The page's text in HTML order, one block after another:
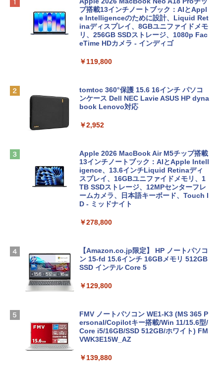
プ搭載13インチノートブック：AIとAppl
e Intelligenceのために設計、Liquid Ret
inaディスプレイ、8GBユニファイドメモ
リ、256GB SSDストレージ、1080p Fac
eTime HDカメラ - インディゴ
￥119,800
tomtoc 360°保護 15.6 16インチ パソコ
ンケース Dell NEC Lavie ASUS HP dyna
book Lenovo対応
￥2,952
Apple 2026 MacBook Air M5チップ搭載
13インチノートブック：AIとApple Intell
igence、13.6インチLiquid Retinaディ
スプレイ、16GBユニファイドメモリ、1
TB SSDストレージ、12MPセンターフレ
ームカメラ、日本語キーボード、Touch I
D - ミッドナイト
￥278,800
【Amazon.co.jp限定】 HP ノートパソコ
ン 15-fd 15.6インチ 16GBメモリ 512GB
SSD インテル Core 5
￥129,800
FMV ノートパソコン WE1-K3 (MS 365 P
ersonal/Copilotキー搭載/Win 11/15.6型/
Core i5/16GB/SSD 512GB/ホワイト) FM
VWK3E15W_AZ
￥139,880